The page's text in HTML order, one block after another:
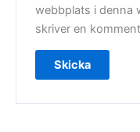
webbplats i denna
skriver en